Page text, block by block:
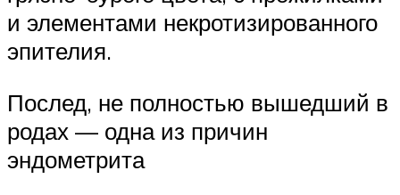
и элементами некротизированного
эпителия.
Послед, не полностью вышедший в
родах — одна из причин
эндометрита